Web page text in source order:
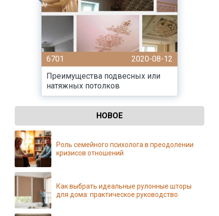
6701
2020-08-12
Преимущества подвесных или
натяжных потолков
НОВОЕ
Роль семейного психолога в преодолении
кризисов отношений
Как выбрать идеальные рулонные шторы
для дома: практическое руководство